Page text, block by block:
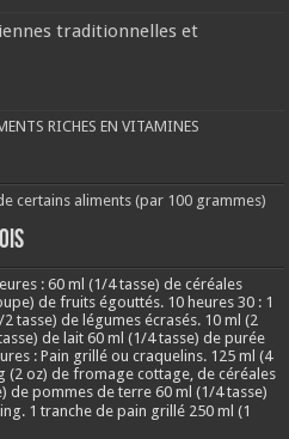
traditionnelles et
RICHES EN VITAMINES
certains aliments (par 100 grammes)
: 60 ml (1/4 tasse) de céréales
de fruits égouttés. 10 heures 30 : 1
tasse) de légumes écrasés. 10 ml (2
de lait 60 ml (1/4 tasse) de purée
: Pain grillé ou craquelins. 125 ml (4
(2 oz) de fromage cottage, de céréales
de pommes de terre 60 ml (1/4 tasse)
1 tranche de pain grillé 250 ml (1